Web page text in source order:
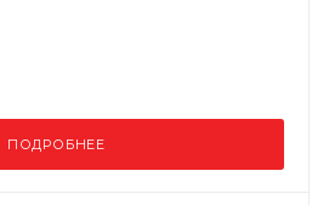
ПОДРОБНЕЕ